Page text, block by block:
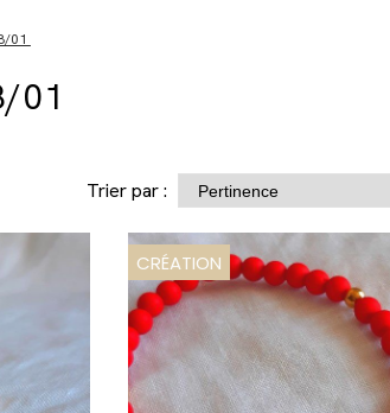
01
01
Trier par :
CRÉATION